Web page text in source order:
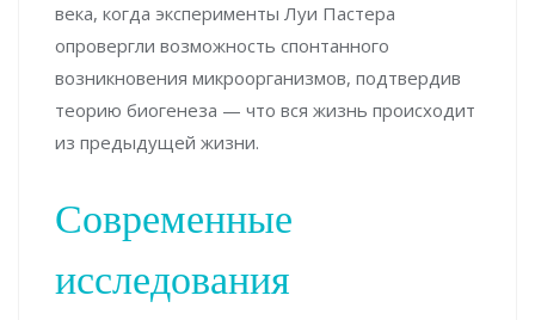
века, когда эксперименты Луи Пастера
опровергли возможность спонтанного
возникновения микроорганизмов, подтвердив
теорию биогенеза — что вся жизнь происходит
из предыдущей жизни.
Современные
исследования